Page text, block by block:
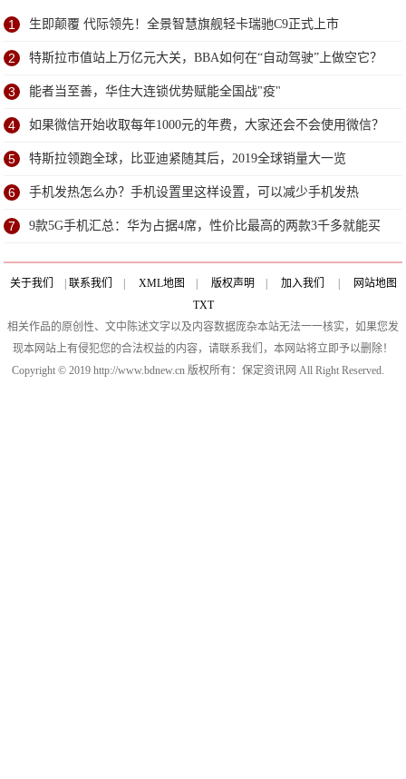
1 生即颠覆 代际领先！全景智慧旗舰轻卡瑞驰C9正式上市
2 特斯拉市值站上万亿元大关，BBA如何在“自动驾驶”上做空它？
3 能者当至善，华住大连锁优势赋能全国战"疫"
4 如果微信开始收取每年1000元的年费，大家还会不会使用微信？
5 特斯拉领跑全球，比亚迪紧随其后，2019全球销量大一览
6 手机发热怎么办？手机设置里这样设置，可以减少手机发热
7 9款5G手机汇总：华为占据4席，性价比最高的两款3千多就能买
到
关于我们 联系我们 XML地图 版权声明 加入我们
网站地图
TXT
相关作品的原创性、文中陈述文字以及内容数据庞杂本站无法一一核实，如果您发
现本网站上有侵犯您的合法权益的内容，请联系我们，本网站将立即予以删除！
Copyright © 2019 http://www.bdnew.cn 版权所有：保定资讯网 All Right Reserved.